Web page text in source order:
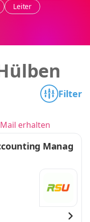
Leiter
Filter
erhalten
Manag